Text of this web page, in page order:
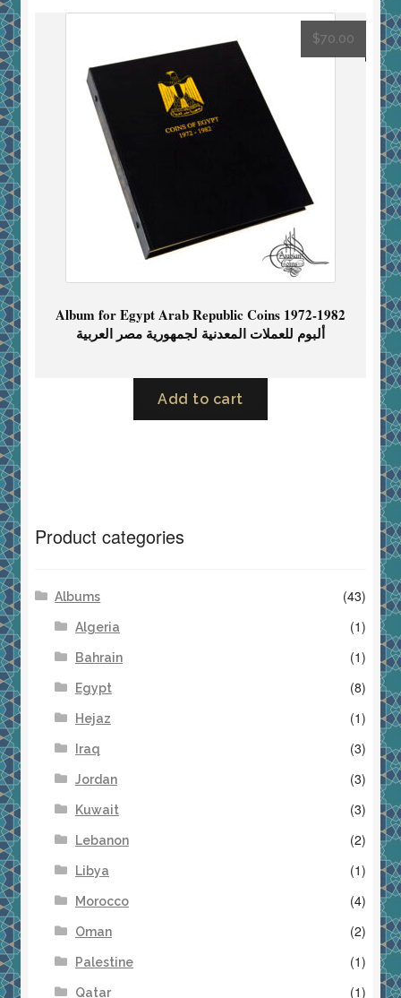
Album for Egypt Arab Republic Coins 1972-1982
ألبوم للعملات المعدنية لجمهورية مصر العربية
$70.00
Add to cart
Product categories
Albums (43)
Algeria (1)
Bahrain (1)
Egypt (8)
Hejaz (1)
Iraq (3)
Jordan (3)
Kuwait (3)
Lebanon (2)
Libya (1)
Morocco (4)
Oman (2)
Palestine (1)
Qatar (1)